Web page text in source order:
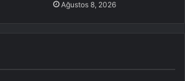
Ağustos 8, 2026